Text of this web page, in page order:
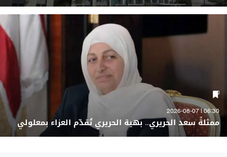
06:30 | 2026-08-07
ممثلةً سعد الحريري.. بهية الحريري تُقدّم العزاء بمعلولي